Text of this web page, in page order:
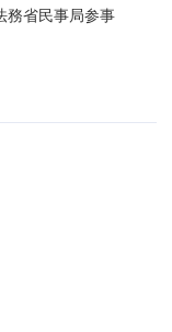
省民事局参事